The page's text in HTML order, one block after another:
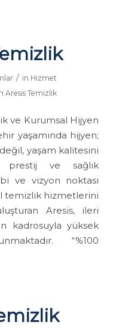
/ in Hizmet
Aresis Temizlik
ve Kurumsal Hijyen
yaşamında hijyen;
yaşam kalitesini
prestij ve sağlık
ve vizyon noktası
temizlik hizmetlerini
Aresis, ileri
kadrosuyla yüksek
“%100